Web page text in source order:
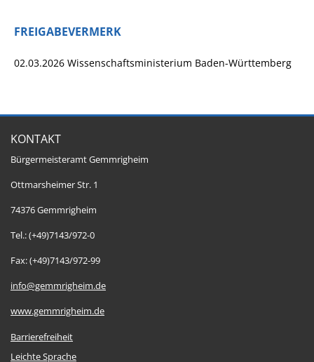
FREIGABEVERMERK
02.03.2026 Wissenschaftsministerium Baden-Württemberg
KONTAKT
Bürgermeisteramt Gemmrigheim
Ottmarsheimer Str. 1
74376 Gemmrigheim
Tel.: (+49)7143/972-0
Fax: (+49)7143/972-99
info@gemmrigheim.de
www.gemmrigheim.de
Barrierefreiheit
Leichte Sprache